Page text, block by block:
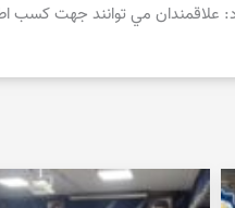
جهت كسب اطلاعات بيشتر با شماره تلفن: